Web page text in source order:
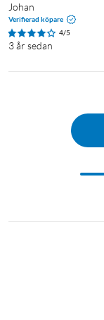
Johan
Verifierad köpare
4/5
3 år sedan